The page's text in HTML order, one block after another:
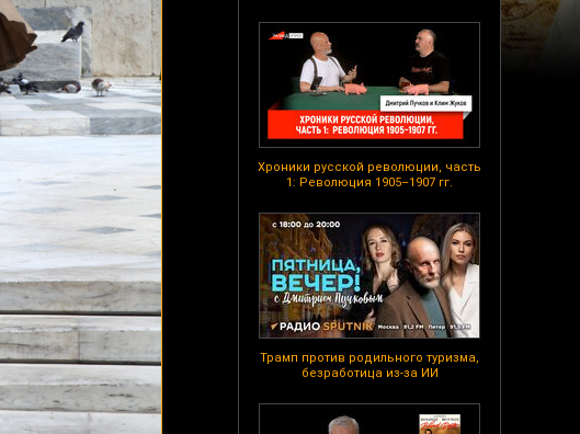
Хроники русской революции, часть
1: Революция 1905–1907 гг.
Трамп против родильного туризма,
безработица из-за ИИ